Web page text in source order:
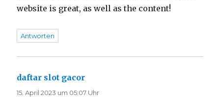
website is great, as well as the content!
Antworten
daftar slot gacor
15. April 2023 um 05:07 Uhr